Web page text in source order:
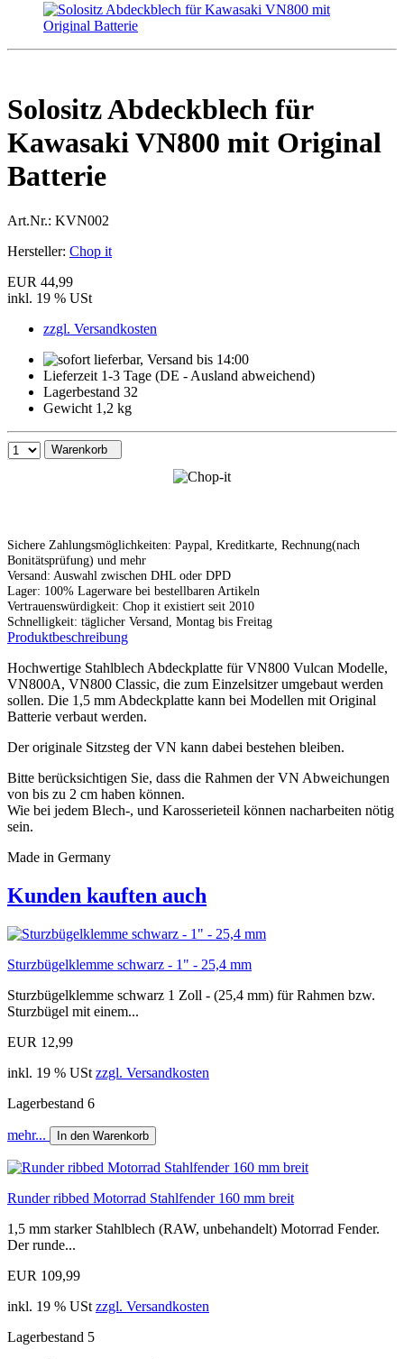
Solositz Abdeckblech für
Kawasaki VN800 mit Original
Batterie
Art.Nr.: KVN002
Hersteller: Chop it
EUR 44,99
inkl. 19 % USt
zzgl. Versandkosten
Lieferzeit 1-3 Tage (DE - Ausland abweichend)
Lagerbestand 32
Gewicht 1,2 kg
Warenkorb
Sichere Zahlungsmöglichkeiten: Paypal, Kreditkarte, Rechnung(nach
Bonitätsprüfung) und mehr
Versand: Auswahl zwischen DHL oder DPD
Lager: 100% Lagerware bei bestellbaren Artikeln
Vertrauenswürdigkeit: Chop it existiert seit 2010
Schnelligkeit: täglicher Versand, Montag bis Freitag
Produktbeschreibung
Hochwertige Stahlblech Abdeckplatte für VN800 Vulcan Modelle,
VN800A, VN800 Classic, die zum Einzelsitzer umgebaut werden
sollen. Die 1,5 mm Abdeckplatte kann bei Modellen mit Original
Batterie verbaut werden.
Der originale Sitzsteg der VN kann dabei bestehen bleiben.
Bitte berücksichtigen Sie, dass die Rahmen der VN Abweichungen
von bis zu 2 cm haben können.
Wie bei jedem Blech-, und Karosserieteil können nacharbeiten nötig
sein.
Made in Germany
Kunden kauften auch
Sturzbügelklemme schwarz - 1" - 25,4 mm
Sturzbügelklemme schwarz 1 Zoll - (25,4 mm) für Rahmen bzw.
Sturzbügel mit einem...
EUR 12,99
inkl. 19 % USt zzgl. Versandkosten
Lagerbestand 6
mehr... In den Warenkorb
Runder ribbed Motorrad Stahlfender 160 mm breit
1,5 mm starker Stahlblech (RAW, unbehandelt) Motorrad Fender.
Der runde...
EUR 109,99
inkl. 19 % USt zzgl. Versandkosten
Lagerbestand 5